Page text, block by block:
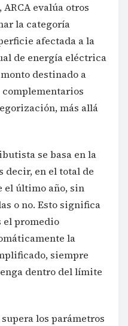
evalúa otros
la categoría
afectada a la
de energía eléctrica
destinado a
más allá
se basa en la
decir, en el total de
el último año, sin
o no. Esto significa
el promedio
la
siempre
dentro del límite
los parámetros